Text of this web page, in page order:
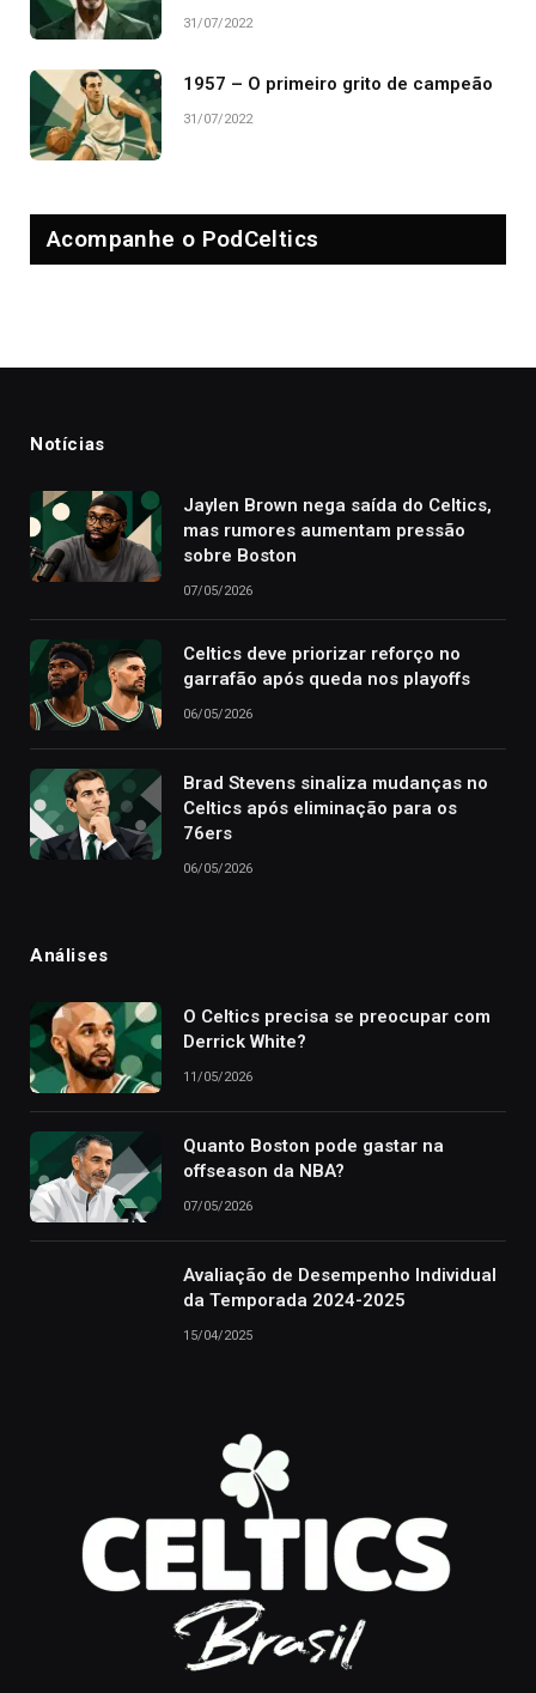
31/07/2022
1957 – O primeiro grito de campeão
31/07/2022
Acompanhe o PodCeltics
Notícias
Jaylen Brown nega saída do Celtics,
mas rumores aumentam pressão
sobre Boston
07/05/2026
Celtics deve priorizar reforço no
garrafão após queda nos playoffs
06/05/2026
Brad Stevens sinaliza mudanças no
Celtics após eliminação para os
76ers
06/05/2026
Análises
O Celtics precisa se preocupar com
Derrick White?
11/05/2026
Quanto Boston pode gastar na
offseason da NBA?
07/05/2026
Avaliação de Desempenho Individual
da Temporada 2024-2025
15/04/2025